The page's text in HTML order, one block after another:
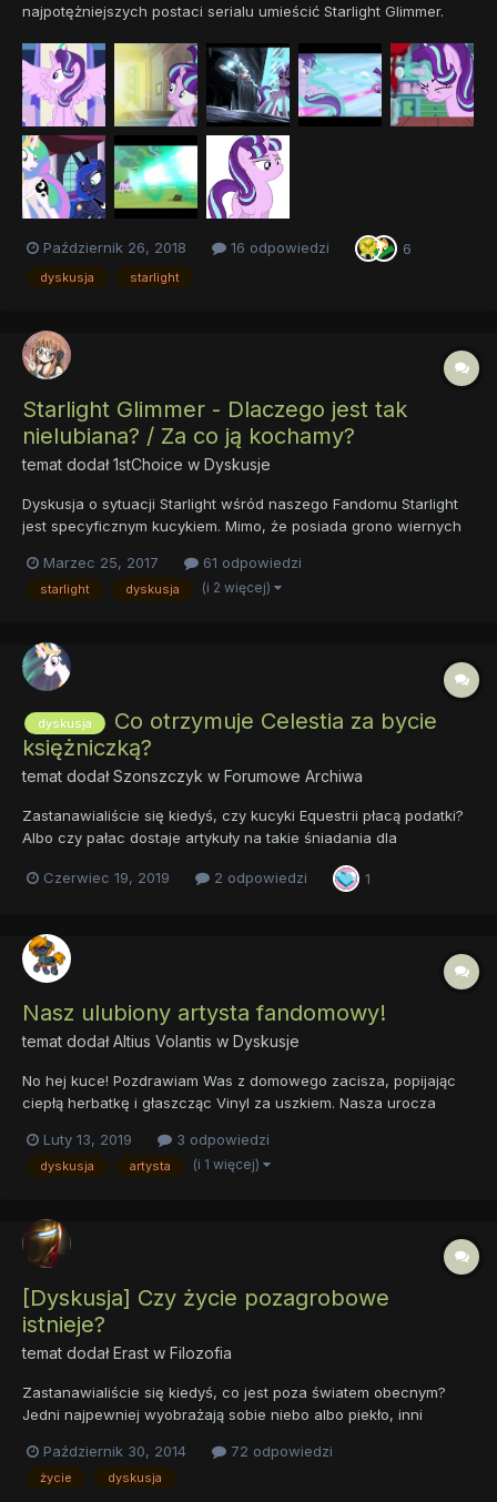
najpotężniejszych postaci serialu umieścić Starlight Glimmer.
jednak jej drogę, by zrozumieć, dlaczego tak uważam. Wszyscy
wiemy, że Starlight nie uczęszczała do szkoły d...
Październik 26, 2018 16 odpowiedzi 6
dyskusja starlight
Starlight Glimmer - Dlaczego jest tak
nielubiana? / Za co ją kochamy?
temat dodał1stChoice w Dyskusje
Dyskusja o sytuacji Starlight wśród naszego Fandomu Starlight
jest specyficznym kucykiem. Mimo, że posiada grono wiernych
kucyków. Dodatkowo jest jednym z najmniej lubianych kucy w
serialu. Niestety, duża część...
Marzec 25, 2017 61 odpowiedzi
starlight dyskusja (i 2 więcej)
dyskusja
Co otrzymuje Celestia za bycie
księżniczką?
temat dodałSzonszczyk w Forumowe Archiwa
Zastanawialiście się kiedyś, czy kucyki Equestrii płacą podatki?
Albo czy pałac dostaje artykuły na takie śniadania dla
co jeszcze może otrzymywać taka księżniczka? Czy Cadance
Czerwiec 19, 2019 2 odpowiedzi 1
Nasz ulubiony artysta fandomowy!
temat dodałAltius Volantis w Dyskusje
No hej kuce! Pozdrawiam Was z domowego zacisza, popijając
ciepłą herbatkę i głaszcząc Vinyl za uszkiem. Nasza urocza
jest ciekawska i miała do Was pytanie. Otóż, na pewno
słuchacie muzyki fandomowej, ale jacy są Wasi ulubieni a...
Luty 13, 2019 3 odpowiedzi
dyskusja artysta (i 1 więcej)
[Dyskusja] Czy życie pozagrobowe
istnieje?
temat dodałErast w Filozofia
Zastanawialiście się kiedyś, co jest poza światem obecnym?
Jedni najpewniej wyobrażają sobie niebo albo piekło, inni
zdanie? Może sami macie jakieś nowe teorie? I co ze świadkami,
którzy mówią, że tam, po drugiej stronie coś jest (mam tu...
Październik 30, 2014 72 odpowiedzi
życie dyskusja